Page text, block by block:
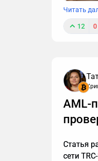
К
обязаны
Читать
12 0
AML-
Статья
сети